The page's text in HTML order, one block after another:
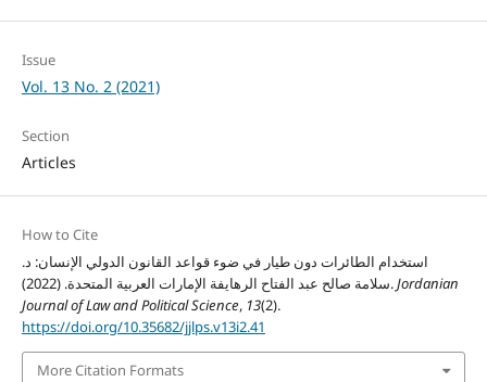
Issue
Vol. 13 No. 2 (2021)
Section
Articles
How to Cite
استخدام الطائرات دون طيار في ضوء قواعد القانون الدولي الإنسان: د.
سلامة صالح عبد الفتاح الرهايفة الإمارات العربية المتحدة. (2022).Jordanian
Journal of Law and Political Science, 13(2).
https://doi.org/10.35682/jjlps.v13i2.41
More Citation Formats